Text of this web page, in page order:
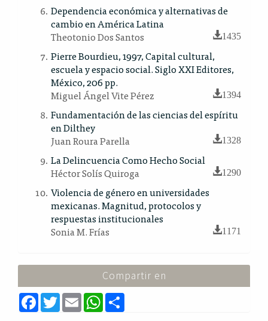
Dependencia económica y alternativas de
cambio en América Latina
Theotonio Dos Santos
1435
Pierre Bourdieu, 1997, Capital cultural,
escuela y espacio social. Siglo XXI Editores,
México, 206 pp.
Miguel Ángel Vite Pérez
1394
Fundamentación de las ciencias del espíritu
en Dilthey
Juan Roura Parella
1328
La Delincuencia Como Hecho Social
Héctor Solís Quiroga
1290
Violencia de género en universidades
mexicanas. Magnitud, protocolos y
respuestas institucionales
Sonia M. Frías
1171
Compartir en
F
a
c
T
w
E
m
a
W
h
a